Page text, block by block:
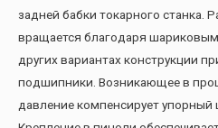
задней бабки токарного станка.
вращается благодаря
других вариантах конструкции
подшипники. Возникающее в
давление компенсирует